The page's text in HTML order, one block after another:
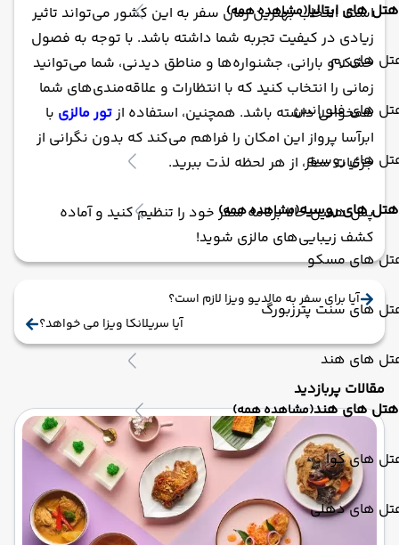
هتل های ایتالیا(مشاهده همه)
های رم
های فلورانس
های روسیه
هتل های روسیه(مشاهده همه)
های مسکو
های سنت پترزبورگ
های هند
هتل های هند(مشاهده همه)
های گوا
های دهلی
است. انتخاب بهترین زمان سفر به این کشور می‌تواند تاثیر
زیادی در کیفیت تجربه شما داشته باشد. با توجه به فصول
خشک و بارانی، جشنواره‌ها و مناطق دیدنی، شما می‌توانید
زمانی را انتخاب کنید که با انتظارات و علاقه‌مندی‌های شما
همخوانی داشته باشد. همچنین، استفاده ازتور مالزی با
ابرآسا پرواز این امکان را فراهم می‌کند که بدون نگرانی از
جزئیات سفر، از هر لحظه لذت ببرید.
پس همین حالا برنامه سفر خود را تنظیم کنید و آماده
کشف زیبایی‌های مالزی شوید!
آیا برای سفر به مالدیو ویزا لازم است؟
آیا سریلانکا ویزا می خواهد؟
مقالات پربازدید